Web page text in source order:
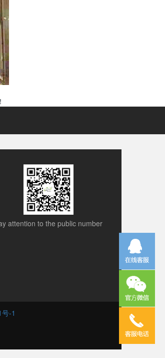
attention to the public number
-1